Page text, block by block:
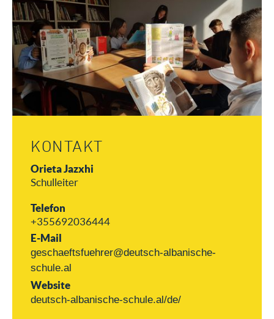
KONTAKT
Orieta Jazxhi
Schulleiter
Telefon
+355692036444
E-Mail
geschaeftsfuehrer@deutsch-albanische-
schule.al
Website
deutsch-albanische-schule.al/de/